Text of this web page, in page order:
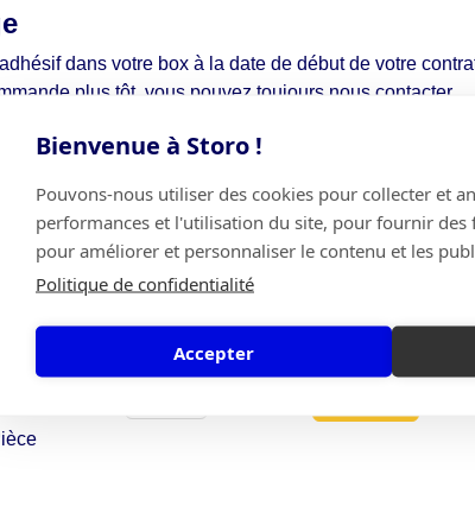
Bienvenue à Storo !
Pouvons-nous utiliser des cookies pour collecter et
performances et l'utilisation du site, pour fournir des
pour améliorer et personnaliser le contenu et les
Politique de confidentialité
Accepter
dans votre box à la date de début de votre
plus tôt, vous pouvez toujours nous contacter
Ajouter